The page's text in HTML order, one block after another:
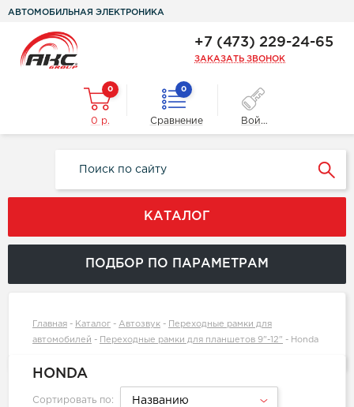
АВТОМОБИЛЬНАЯ ЭЛЕКТРОНИКА
+7 (473) 229-24-65
ЗАКАЗАТЬ ЗВОНОК
0
0 р.
0
Сравнение Войти
КАТАЛОГ
ПОДБОР ПО ПАРАМЕТРАМ
Главная - Каталог - Автозвук -
Переходные рамки для
автомобилей - Переходные рамки для планшетов 9"-12" - Honda
HONDA
Сортировать по: Названию